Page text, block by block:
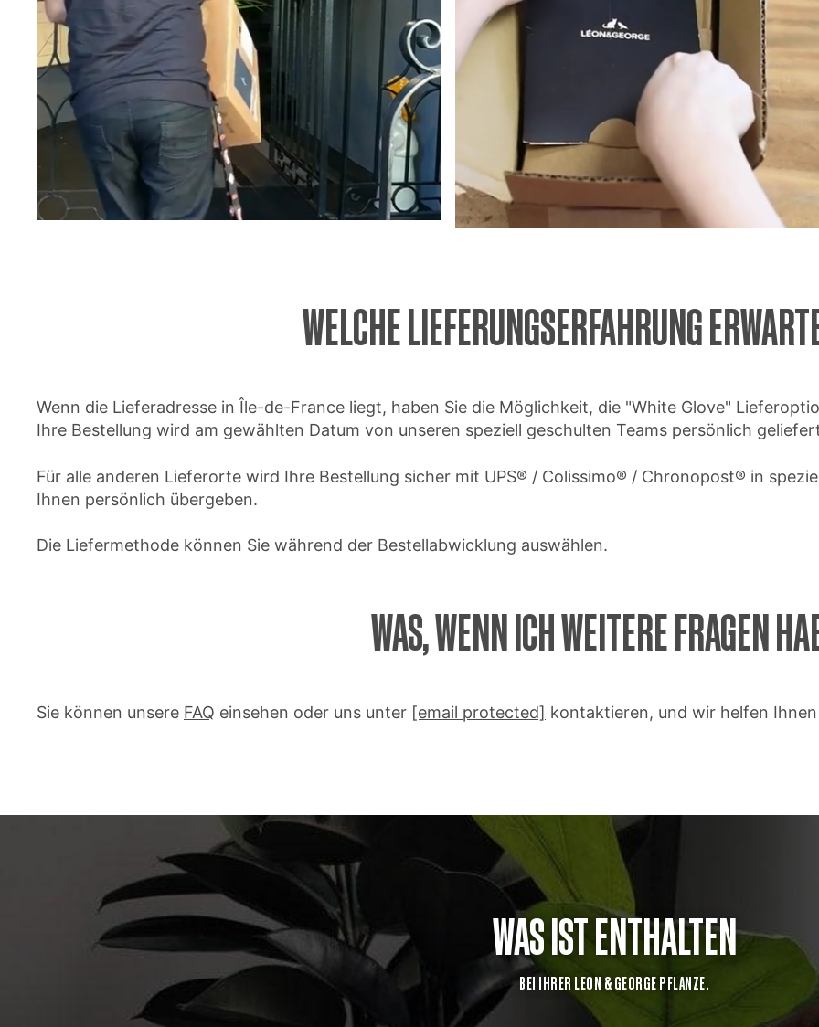
WELCHE LIEFERUNGSERFAHRUNG
Wenn die Lieferadresse in Île-de-France liegt, haben Sie die Möglichkeit, die "White Glove"
Ihre Bestellung wird am gewählten Datum von unseren speziell geschulten Teams persönlich
Für alle anderen Lieferorte wird Ihre Bestellung sicher mit UPS® / Colissimo® / Chronopost® in
Ihnen persönlich übergeben.
Die Liefermethode können Sie während der Bestellabwicklung auswählen.
WAS, WENN ICH WEITERE FRAGEN
Sie können unsere FAQ einsehen oder uns unter [email protected] kontaktieren, und wir helfen
WAS IST ENTHALTEN
BEI IHRER LEON & GEORGE PFLANZE.